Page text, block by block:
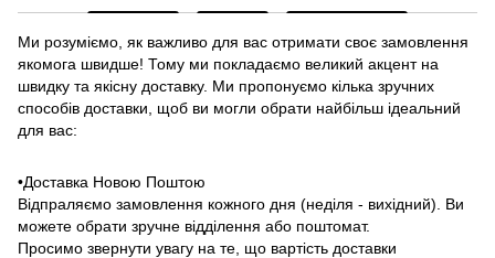
Ми розуміємо, як важливо для вас отримати своє замовлення
якомога швидше! Тому ми покладаємо великий акцент на
швидку та якісну доставку. Ми пропонуємо кілька зручних
способів доставки, щоб ви могли обрати найбільш ідеальний
для вас:
•Доставка Новою Поштою
Відпраляємо замовлення кожного дня (неділя - вихідний). Ви
можете обрати зручне відділення або поштомат.
Просимо звернути увагу на те, що вартість доставки